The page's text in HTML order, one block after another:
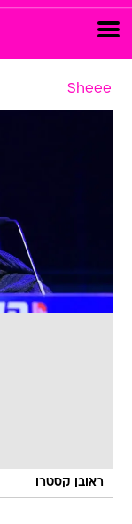
Sheee
ראובן קסטרו